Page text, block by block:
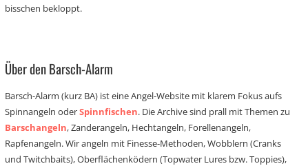
bisschen bekloppt.
Über den Barsch-Alarm
Barsch-Alarm (kurz BA) ist eine Angel-Website mit klarem Fokus aufs
Spinnangeln oderSpinnfischen. Die Archive sind prall mit Themen zu
Barschangeln, Zanderangeln, Hechtangeln, Forellenangeln,
Rapfenangeln. Wir angeln mit Finesse-Methoden, Wobblern (Cranks
und Twitchbaits), Oberflächenködern (Topwater Lures bzw. Toppies),